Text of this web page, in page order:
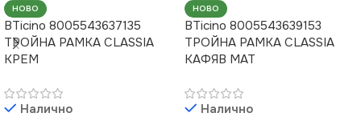
НОВО
BTicino 8005543637135
ТРОЙНА РАМКА CLASSIA
КРЕМ
Налично
НОВО
BTicino 8005543639153
ТРОЙНА РАМКА CLASSIA
КАФЯВ МАТ
Налично